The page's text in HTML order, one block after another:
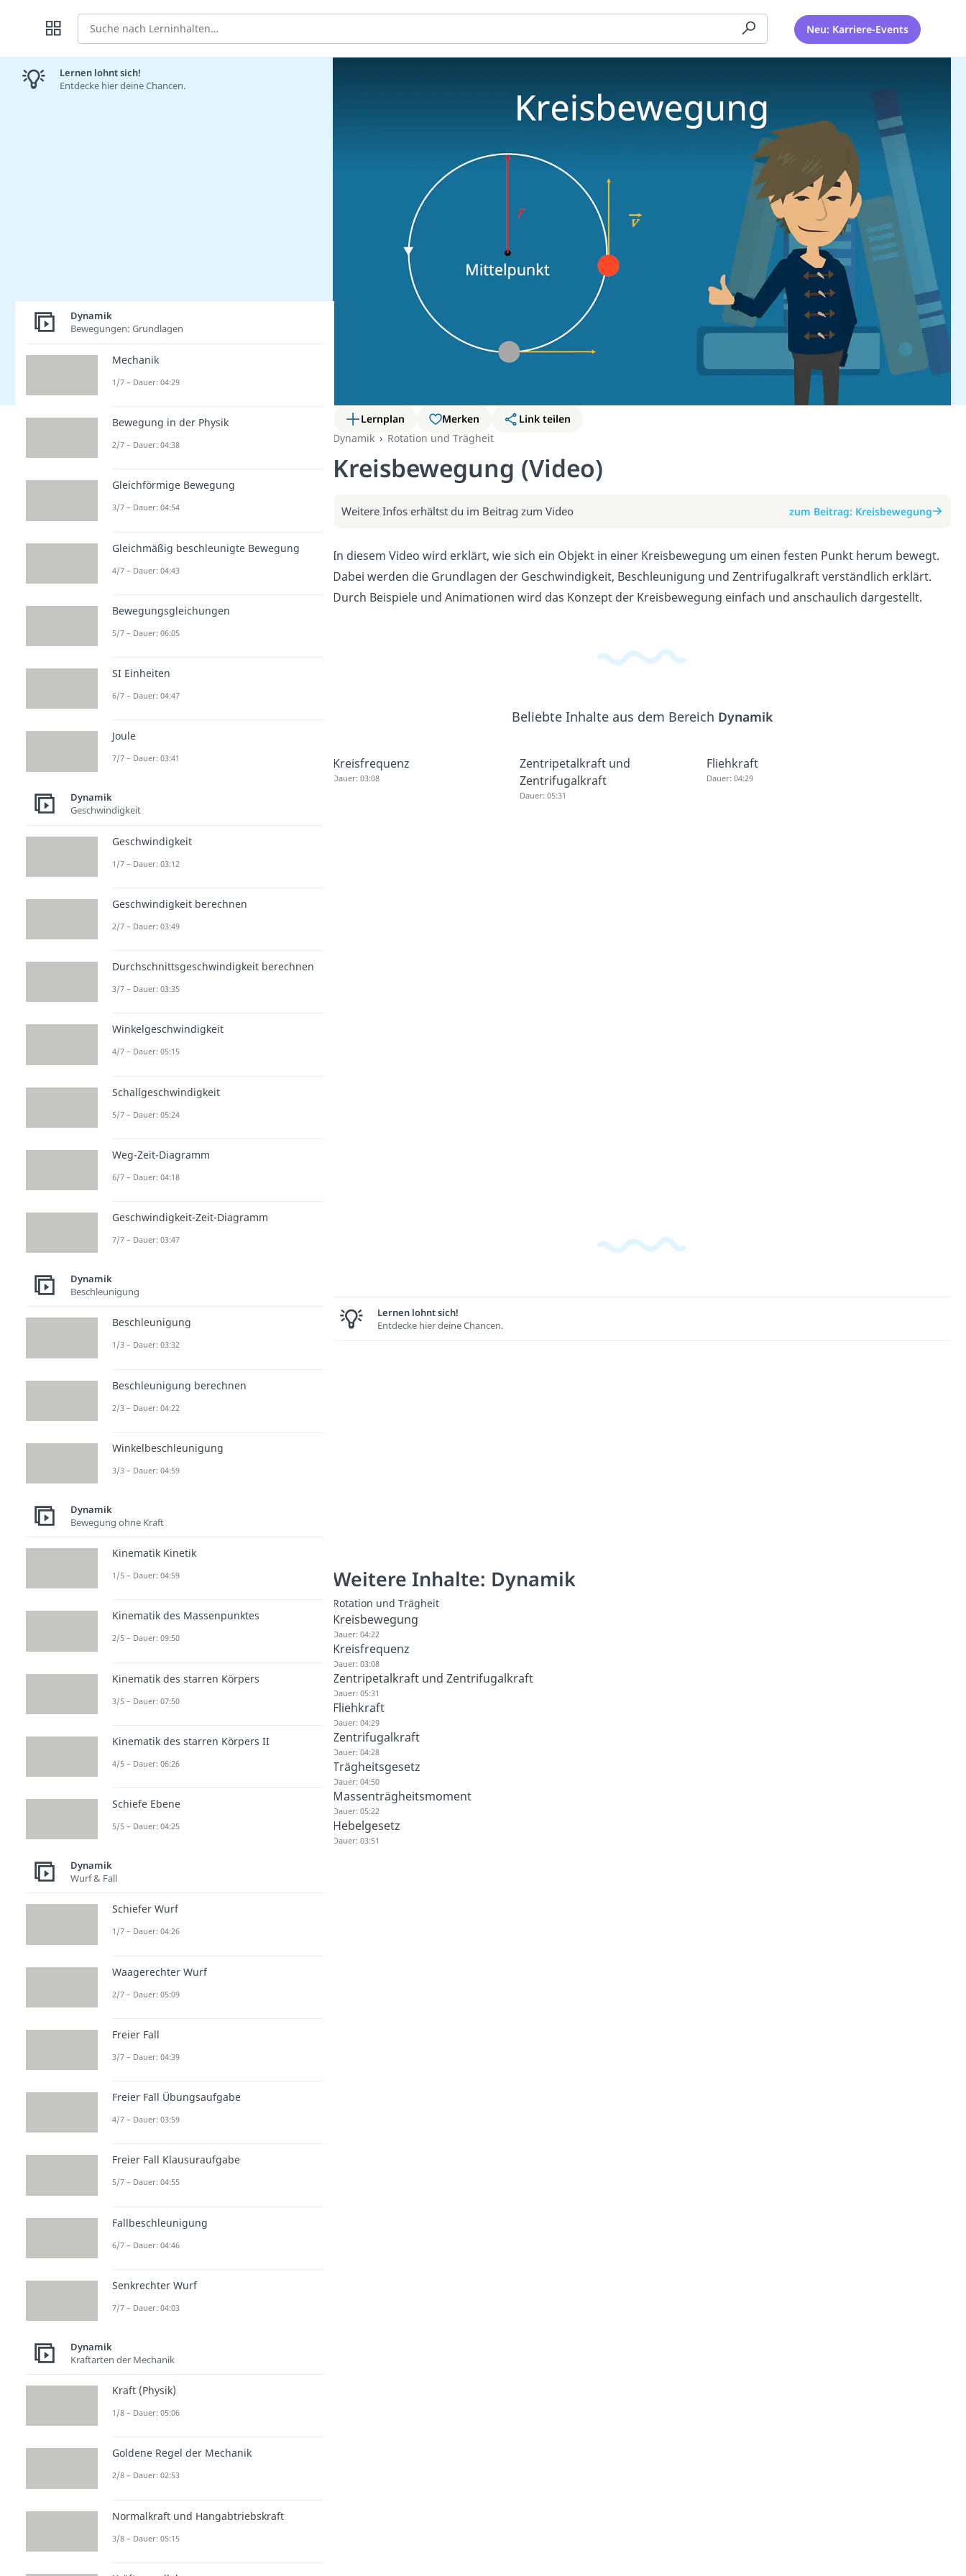
Suche Neu: Karriere-Events
Lernplan Merken
Link teilen
Dynamik
Rotation und Trägheit
Kreisbewegung (Video)
Weitere Infos erhältst du im Beitrag zum Video zum Beitrag: Kreisbewegung
In diesem Video wird erklärt, wie sich ein Objekt in einer Kreisbewegung um einen festen Punkt herum bewegt.
Dabei werden die Grundlagen der Geschwindigkeit, Beschleunigung und Zentrifugalkraft verständlich erklärt.
Durch Beispiele und Animationen wird das Konzept der Kreisbewegung einfach und anschaulich dargestellt.
Beliebte Inhalte aus dem Bereich Dynamik
Kreisfrequenz
Dauer: 03:08
Zentripetalkraft und
Zentrifugalkraft
Dauer: 05:31
Fliehkraft
Dauer: 04:29
Lernen lohnt sich!
Entdecke hier deine Chancen.
Weitere Inhalte: Dynamik
Rotation und Trägheit
Kreisbewegung
Dauer: 04:22
Kreisfrequenz
Dauer: 03:08
Zentripetalkraft und Zentrifugalkraft
Dauer: 05:31
Fliehkraft
Dauer: 04:29
Zentrifugalkraft
Dauer: 04:28
Trägheitsgesetz
Dauer: 04:50
Massenträgheitsmoment
Dauer: 05:22
Hebelgesetz
Dauer: 03:51
Lernen lohnt sich!
Entdecke hier deine Chancen.
Dynamik
Bewegungen: Grundlagen
Mechanik
1/7 – Dauer: 04:29
Bewegung in der Physik
2/7 – Dauer: 04:38
Gleichförmige Bewegung
3/7 – Dauer: 04:54
Gleichmäßig beschleunigte Bewegung
4/7 – Dauer: 04:43
Bewegungsgleichungen
5/7 – Dauer: 06:05
SI Einheiten
6/7 – Dauer: 04:47
Joule
7/7 – Dauer: 03:41
Dynamik
Geschwindigkeit
Geschwindigkeit
1/7 – Dauer: 03:12
Geschwindigkeit berechnen
2/7 – Dauer: 03:49
Durchschnittsgeschwindigkeit berechnen
3/7 – Dauer: 03:35
Winkelgeschwindigkeit
4/7 – Dauer: 05:15
Schallgeschwindigkeit
5/7 – Dauer: 05:24
Weg-Zeit-Diagramm
6/7 – Dauer: 04:18
Geschwindigkeit-Zeit-Diagramm
7/7 – Dauer: 03:47
Dynamik
Beschleunigung
Beschleunigung
1/3 – Dauer: 03:32
Beschleunigung berechnen
2/3 – Dauer: 04:22
Winkelbeschleunigung
3/3 – Dauer: 04:59
Dynamik
Bewegung ohne Kraft
Kinematik Kinetik
1/5 – Dauer: 04:59
Kinematik des Massenpunktes
2/5 – Dauer: 09:50
Kinematik des starren Körpers
3/5 – Dauer: 07:50
Kinematik des starren Körpers II
4/5 – Dauer: 06:26
Schiefe Ebene
5/5 – Dauer: 04:25
Dynamik
Wurf & Fall
Schiefer Wurf
1/7 – Dauer: 04:26
Waagerechter Wurf
2/7 – Dauer: 05:09
Freier Fall
3/7 – Dauer: 04:39
Freier Fall Übungsaufgabe
4/7 – Dauer: 03:59
Freier Fall Klausuraufgabe
5/7 – Dauer: 04:55
Fallbeschleunigung
6/7 – Dauer: 04:46
Senkrechter Wurf
7/7 – Dauer: 04:03
Dynamik
Kraftarten der Mechanik
Kraft (Physik)
1/8 – Dauer: 05:06
Goldene Regel der Mechanik
2/8 – Dauer: 02:53
Normalkraft und Hangabtriebskraft
3/8 – Dauer: 05:15